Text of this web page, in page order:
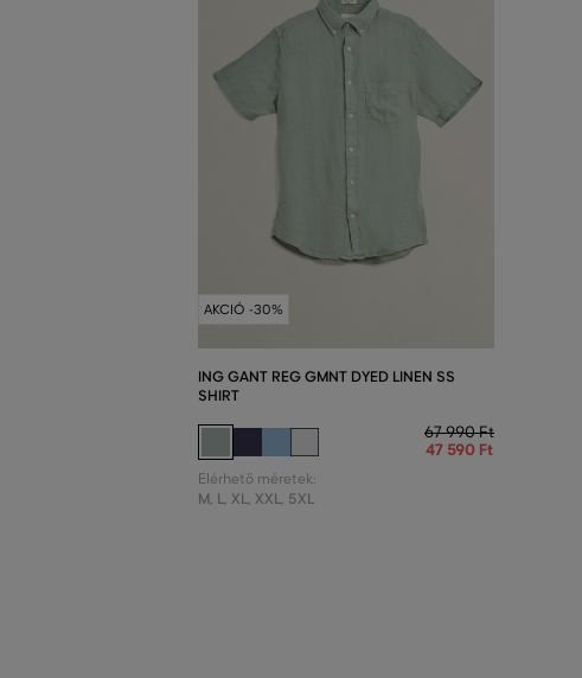
AKCIÓ -30%
ING GANT REG GMNT DYED LINEN SS
SHIRT
67 990 Ft
47 590 Ft
Elérhető méretek:
M, L, XL, XXL, 5XL